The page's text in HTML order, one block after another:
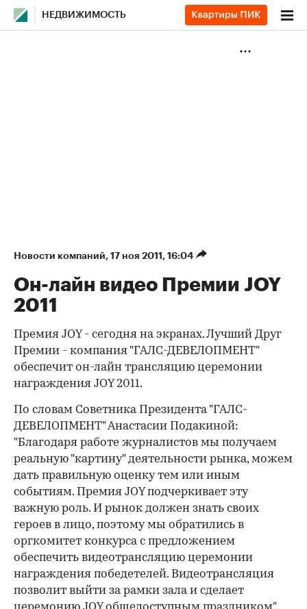
НЕДВИЖИМОСТЬ
Новости компаний⁠, 17 ноя 2011, 16:04
Он-лайн видео Премии JOY
2011
Премия JOY - сегодня на экранах. Лучший Друг
Премии - компания "ГАЛС-ДЕВЕЛОПМЕНТ"
обеспечит он-лайн трансляцию церемонии
награждения JOY 2011.
По словам Советника Президента "ГАЛС-
ДЕВЕЛОПМЕНТ" Анастасии Подакиной:
"Благодаря работе журналистов мы получаем
реальную "картину" деятельности рынка, можем
дать правильную оценку тем или иным
событиям. Премия JOY подчеркивает эту
важную роль. И рынок должен знать своих
героев в лицо, поэтому мы обратились в
оргкомитет конкурса с предложением
обеспечить видеотрансляцию церемонии
награждения победетелей. Видеотрансляция
позволит выйти за рамки зала и сделает